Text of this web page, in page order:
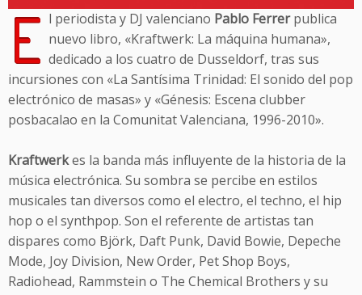
E l periodista y DJ valenciano Pablo Ferrerpublica
nuevo libro, «Kraftwerk: La máquina humana»,
dedicado a los cuatro de Dusseldorf, tras sus
incursiones con «La Santísima Trinidad: El sonido del pop
electrónico de masas» y «Génesis: Escena clubber
posbacalao en la Comunitat Valenciana, 1996-2010».
Kraftwerkes la banda más influyente de la historia de la
música electrónica. Su sombra se percibe en estilos
musicales tan diversos como el electro, el techno, el hip
hop o el synthpop. Son el referente de artistas tan
dispares como Björk, Daft Punk, David Bowie, Depeche
Mode, Joy Division, New Order, Pet Shop Boys,
Radiohead, Rammstein o The Chemical Brothers y su